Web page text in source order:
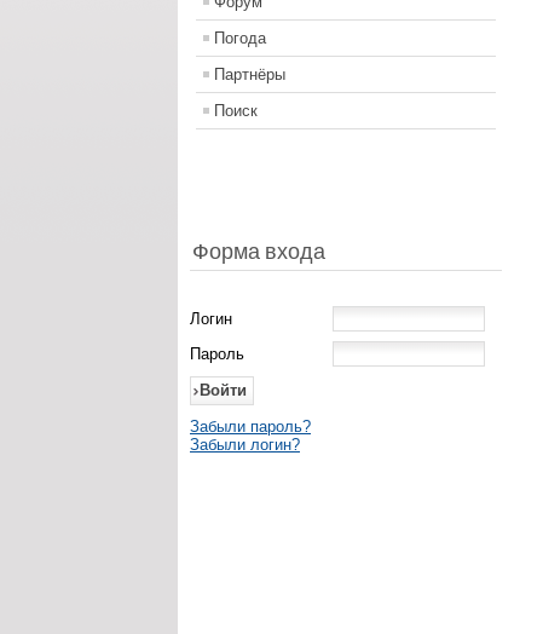
Погода
Партнёры
Поиск
Форма входа
Логин
Пароль
Забыли пароль?
Забыли логин?